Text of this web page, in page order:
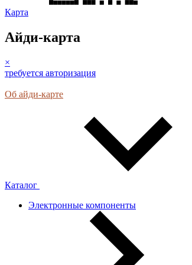
Карта
Айди-карта
×
требуется авторизация
Об айди-карте
Каталог
Электронные компоненты